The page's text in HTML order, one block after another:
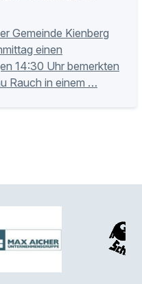
Gemeinde Kienberg
einen
14:30 Uhr bemerkten
Rauch in einem …